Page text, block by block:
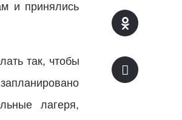
и принялись
так, чтобы
лагеря,